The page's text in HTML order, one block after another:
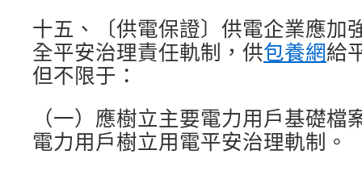
十五、〔供電保證〕供電企業應加
全平安治理責任軌制，供包養網給
但不限于：
（一）應樹立主要電力用戶基礎檔
電力用戶樹立用電平安治理軌制。